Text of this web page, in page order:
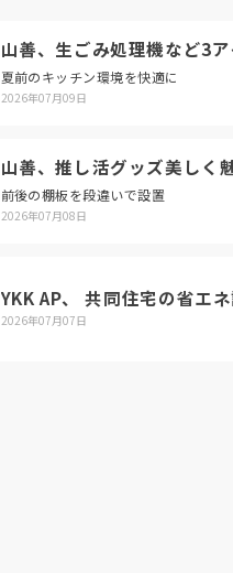
山善、生ごみ処理機など3
夏前のキッチン環境を快適に
2026年07月09日
山善、推し活グッズ美しく
前後の棚板を段違いで設置
2026年07月08日
YKK AP、 共同住宅の省エ
2026年07月07日